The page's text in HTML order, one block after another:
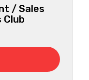
/ Sales
Club